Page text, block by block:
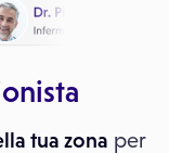
tua zona per